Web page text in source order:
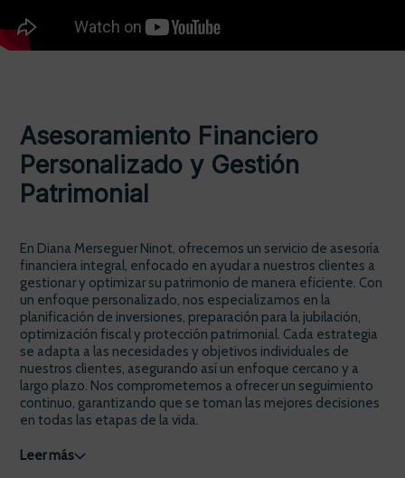
Asesoramiento Financiero
Personalizado y Gestión
Patrimonial
En Diana Merseguer Ninot, ofrecemos un servicio de asesoría
financiera integral, enfocado en ayudar a nuestros clientes a
gestionar y optimizar su patrimonio de manera eficiente. Con
un enfoque personalizado, nos especializamos en la
planificación de inversiones, preparación para la jubilación,
optimización fiscal y protección patrimonial. Cada estrategia
se adapta a las necesidades y objetivos individuales de
nuestros clientes, asegurando así un enfoque cercano y a
largo plazo. Nos comprometemos a ofrecer un seguimiento
continuo, garantizando que se toman las mejores decisiones
en todas las etapas de la vida.
Leer más